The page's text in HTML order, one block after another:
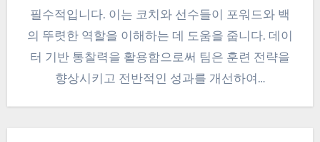
필수적입니다. 이는 코치와 선수들이 포워드와 백
의 뚜렷한 역할을 이해하는 데 도움을 줍니다. 데이
터 기반 통찰력을 활용함으로써 팀은 훈련 전략을
향상시키고 전반적인 성과를 개선하여…